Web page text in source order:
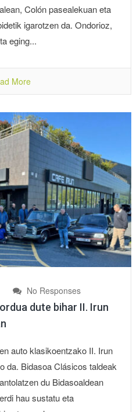
Colón pasealekuan eta
igarotzen da. Ondorioz,
eging...
More
No Responses
dute bihar II. Irun
auto klasikoentzako II. Irun
da. Bidasoa Clásicos taldeak
du Bidasoaldean
hau sustatu eta